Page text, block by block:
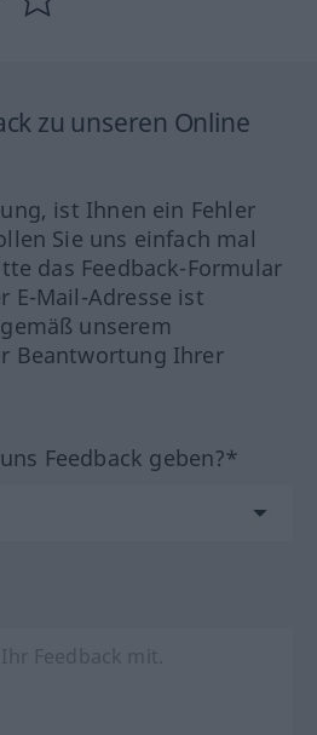
zu unseren Online
ist Ihnen ein Fehler
Sie uns einfach mal
das Feedback-Formular
E-Mail-Adresse ist
unserem
Beantwortung Ihrer
Feedback geben?*